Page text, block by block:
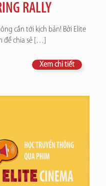
RALLY
cần tới kịch bản! Bởi Elite
để chia sẻ[…]
Xem chi tiết